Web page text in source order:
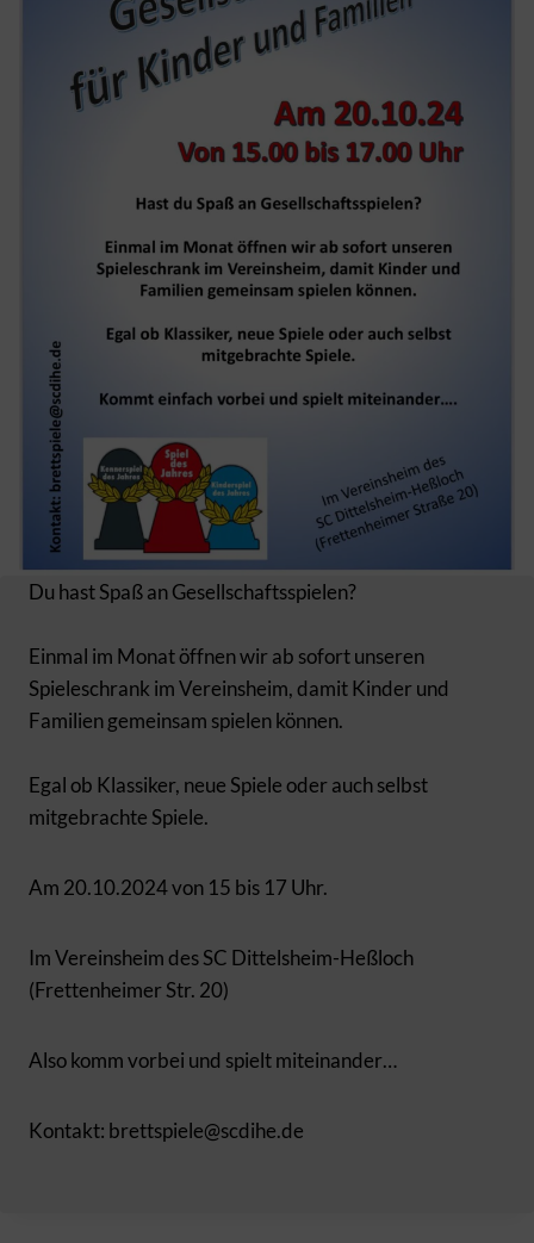
Du hast Spaß an Gesellschaftsspielen?
Einmal im Monat öffnen wir ab sofort unseren
Spieleschrank im Vereinsheim, damit Kinder und
Familien gemeinsam spielen können.
Egal ob Klassiker, neue Spiele oder auch selbst
mitgebrachte Spiele.
Am 20.10.2024 von 15 bis 17 Uhr.
Im Vereinsheim des SC Dittelsheim-Heßloch
(Frettenheimer Str. 20)
Also komm vorbei und spielt miteinander…
Kontakt: brettspiele@scdihe.de